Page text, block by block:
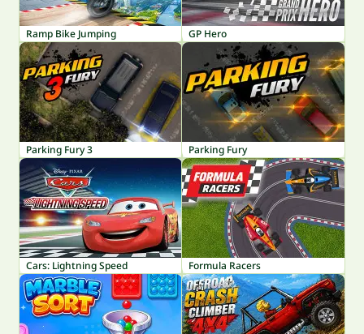
Ramp Bike Jumping GP Hero
Parking Fury 3 Parking Fury
Cars: Lightning Speed Formula Racers